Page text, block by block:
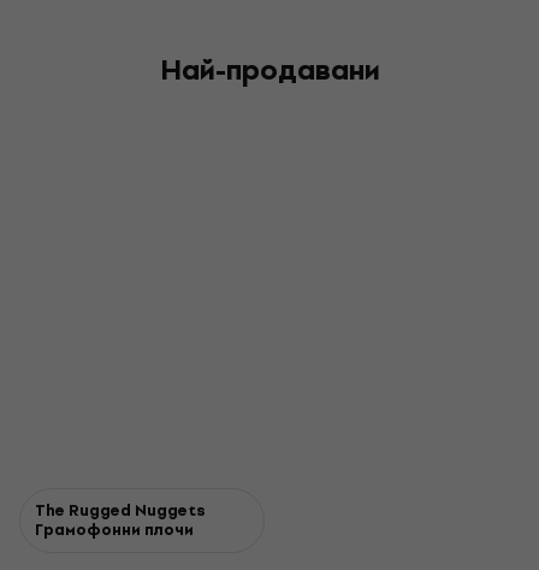
Най-продавани
The Rugged Nuggets
Грамофонни плочи